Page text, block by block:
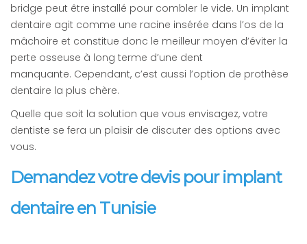
bridge peut être installé pour combler le vide. Un implant
dentaire agit comme une racine insérée dans l’os de la
mâchoire et constitue donc le meilleur moyen d’éviter la
perte osseuse à long terme d’une dent
manquante. Cependant, c’est aussi l’option de prothèse
dentaire la plus chère.
Quelle que soit la solution que vous envisagez, votre
dentiste se fera un plaisir de discuter des options avec
vous.
Demandez votre devis pour implant
dentaire en Tunisie